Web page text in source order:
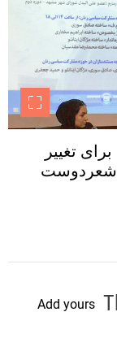
تغییر
شعردوست
Add yours